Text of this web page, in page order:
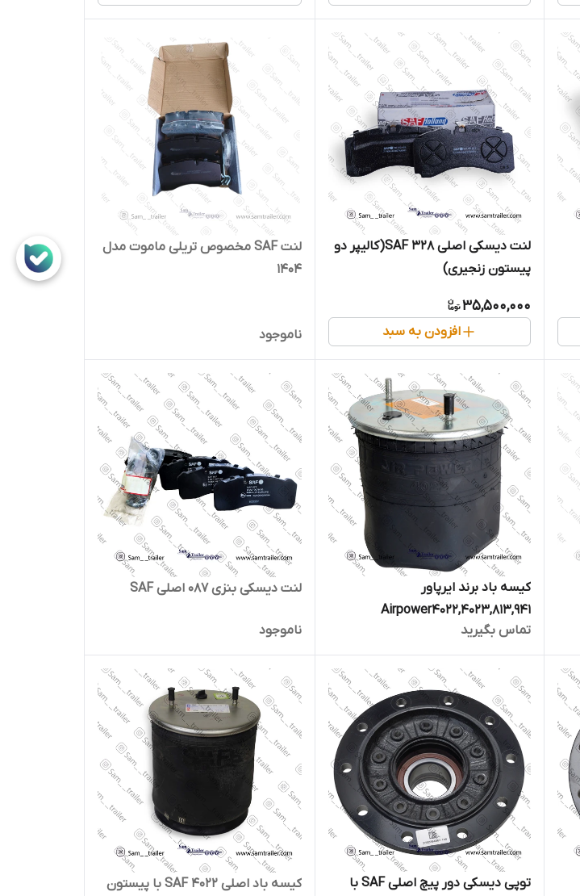
لنت دیسکی اصلی 328 SAF(کالیپر دو
پیستون زنجیری)
35,500,000
افزودن به سبد
لنت SAF مخصوص تریلی ماموت مدل
1404
ناموجود
کیسه باد برند ایرپاور
Airpower4022,4023,813,941
تماس بگیرید
لنت دیسکی بنزی 087 اصلی SAF
ناموجود
توپی دیسکی دور پیچ اصلی SAF با
کیسه باد اصلی 4022 SAF با پیستون